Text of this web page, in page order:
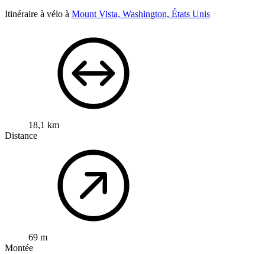
Itinéraire à vélo à Mount Vista, Washington, États Unis
18,1 km
Distance
69 m
Montée